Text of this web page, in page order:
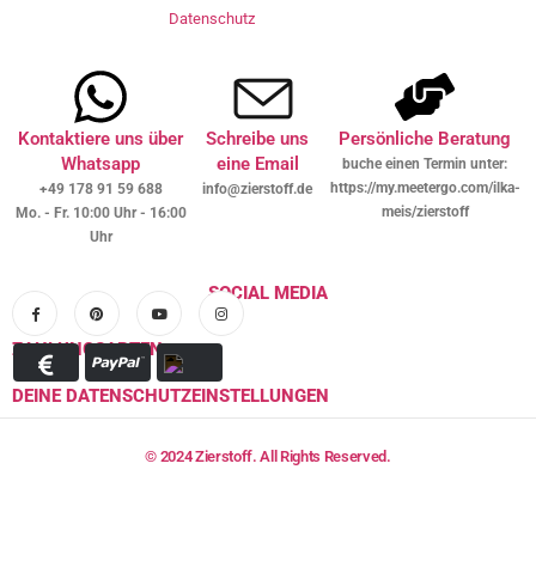
Datenschutz
Kontaktiere uns über
Whatsapp
+49 178 91 59 688
Mo. - Fr. 10:00 Uhr - 16:00
Uhr
Schreibe uns
eine Email
info@zierstoff.de
Persönliche Beratung
buche einen Termin unter:
https://my.meetergo.com/ilka-
meis/zierstoff
SOCIAL MEDIA
ZAHLUNGSARTEN
DEINE DATENSCHUTZEINSTELLUNGEN
© 2024 Zierstoff. All Rights Reserved.